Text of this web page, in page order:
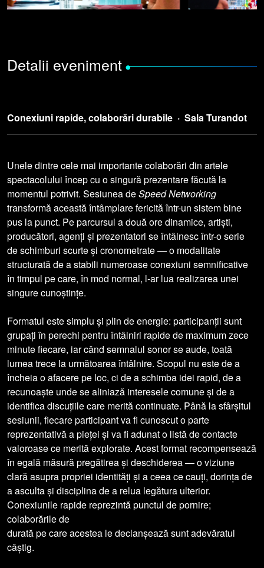
Detalii eveniment•
Conexiuni rapide, colaborări durabile · Sala Turandot
Unele dintre cele mai importante colaborări din artele
spectacolului încep cu o singură prezentare făcută la
momentul potrivit. Sesiunea deSpeed Networking
transformă această întâmplare fericită într-un sistem bine
pus la punct. Pe parcursul a două ore dinamice, artiști,
producători, agenți și prezentatori se întâlnesc într-o serie
de schimburi scurte și cronometrate — o modalitate
structurată de a stabili numeroase conexiuni semnificative
în timpul pe care, în mod normal, l-ar lua realizarea unei
singure cunoștințe.
Formatul este simplu și plin de energie: participanții sunt
grupați în perechi pentru întâlniri rapide de maximum zece
minute fiecare, iar când semnalul sonor se aude, toată
lumea trece la următoarea întâlnire. Scopul nu este de a
încheia o afacere pe loc, ci de a schimba idei rapid, de a
recunoaște unde se aliniază interesele comune și de a
identifica discuțiile care merită continuate. Până la sfârșitul
sesiunii, fiecare participant va fi cunoscut o parte
reprezentativă a pieței și va fi adunat o listă de contacte
valoroase ce merită explorate. Acest format recompensează
în egală măsură pregătirea și deschiderea — o viziune
clară asupra propriei identități și a ceea ce cauți, dorința de
a asculta și disciplina de a relua legătura ulterior.
Conexiunile rapide reprezintă punctul de pornire;
colaborările de
durată pe care acestea le declanșează sunt adevăratul
câștig.